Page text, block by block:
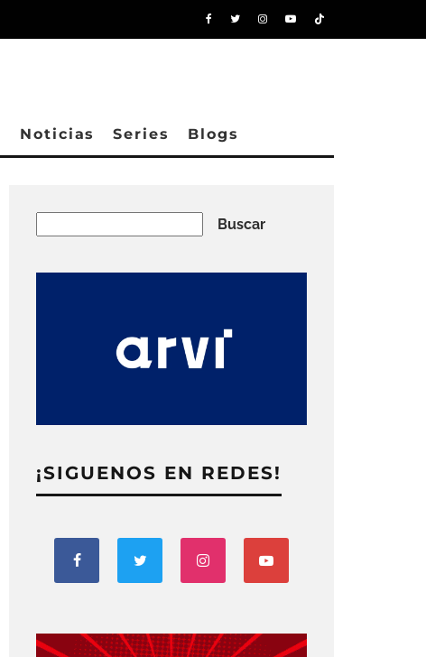
Noticias Series Blogs
Buscar
¡SIGUENOS EN REDES!